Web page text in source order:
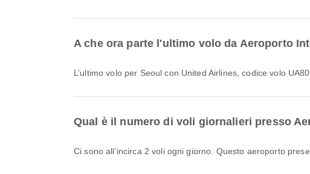
A che ora parte l'ultimo volo da Aeroporto
L’ultimo volo per Seoul con United Airlines, codice volo
Qual è il numero di voli giornalieri presso
Ci sono all'incirca 2 voli ogni giorno. Questo aeroporto